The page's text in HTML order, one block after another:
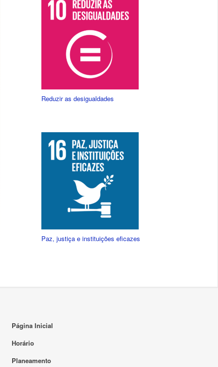
Reduzir as desigualdades
Paz, justiça e instituições eficazes
Página Inicial
Horário
Planeamento